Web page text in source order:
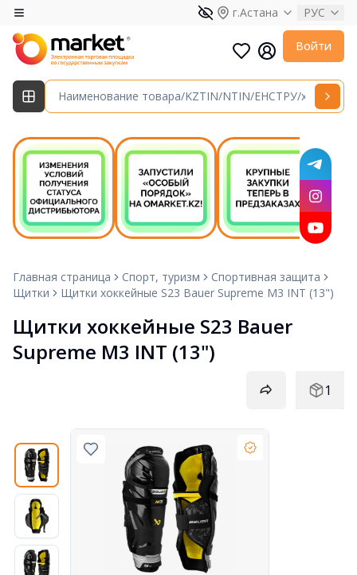
г.Астана РУС
Войти
Главная страница Спорт, туризм
Спортивная защита
Щитки
Щитки хоккейные S23 Bauer Supreme M3 INT (13")
Щитки хоккейные S23 Bauer
Supreme M3 INT (13")
1